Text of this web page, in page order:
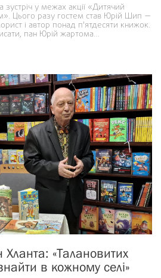
зустріч у межах акції «Дитячий
Цього разу гостем став Юрій Шип —
і автор понад п'ятдесяти книжок.
пан Юрій жартома…
Хланта: «Талановитих
в кожному селі»